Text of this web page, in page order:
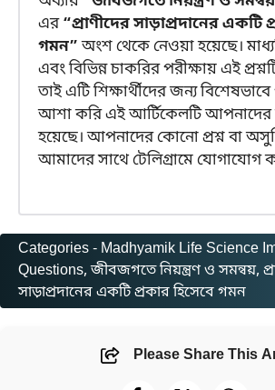
এর“প্রাণীদের সাড়াপ্রদানের একটি
গমন”অংশ থেকে নেওয়া হয়েছে।
এবং বিভিন্ন চাকরির পরীক্ষায় এই
তাই এটি শিক্ষার্থীদের জন্য
আশা করি এই আর্টিকেলটি আপনাদের
হয়েছে। আপনাদের কোনো প্রশ্ন বা
আমাদের সাথে টেলিগ্রামে যোগাযোগ
Categories - Madhyamik Life Science
Questions, জীবজগতে নিয়ন্ত্রণ ও সমন্বয়,
সাড়াপ্রদানের একটি প্রকার হিসেবে গমন
Please Share This